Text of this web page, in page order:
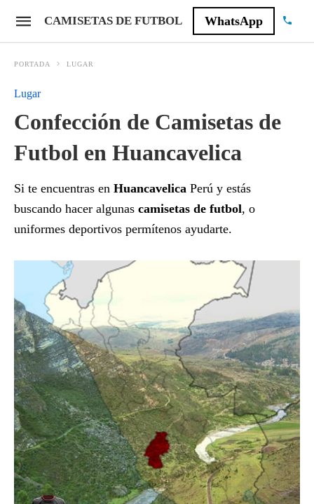
CAMISETAS DE FUTBOL WhatsApp
PORTADA LUGAR
Lugar
Confección de Camisetas de
Futbol en Huancavelica
Si te encuentras en Huancavelica Perú y estás
buscando hacer algunas camisetas de futbol, o
uniformes deportivos permítenos ayudarte.